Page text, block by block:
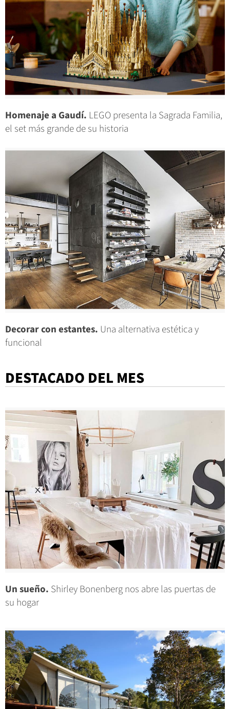
Homenaje a Gaudí. LEGO presenta la Sagrada Familia,
el set más grande de su historia
Decorar con estantes. Una alternativa estética y
funcional
DESTACADO DEL MES
Un sueño. Shirley Bonenberg nos abre las puertas de
su hogar